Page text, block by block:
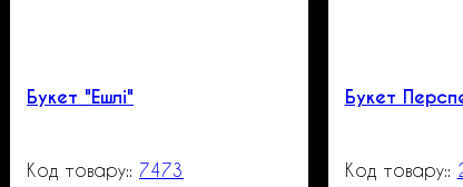
Букет "Ешлі"
7473
Букет